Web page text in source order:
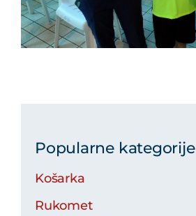
Popularne kategorije
Košarka
Rukomet